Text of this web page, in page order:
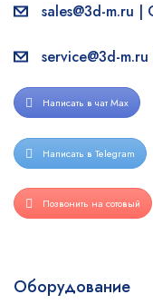
sales@3d-m.ru
service@3d-
Написать в чат Max
Написать в Telegram
Позвонить на сотовый
Оборудование